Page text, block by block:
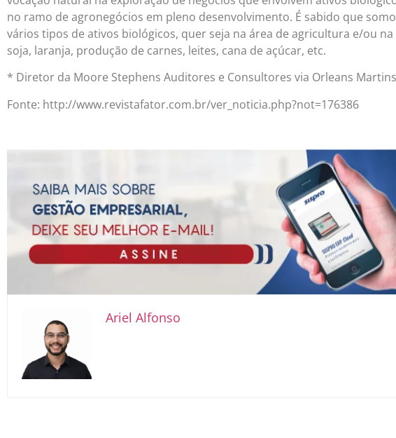
no ramo de agronegócios em pleno desenvolvimento. É sabido que
vários tipos de ativos biológicos, quer seja na área de agricultura e/ou
soja, laranja, produção de carnes, leites, cana de açúcar, etc.
* Diretor da Moore Stephens Auditores e Consultores via Orleans Martins
Fonte: http://www.revistafator.com.br/ver_noticia.php?not=176386
Ariel Alfonso